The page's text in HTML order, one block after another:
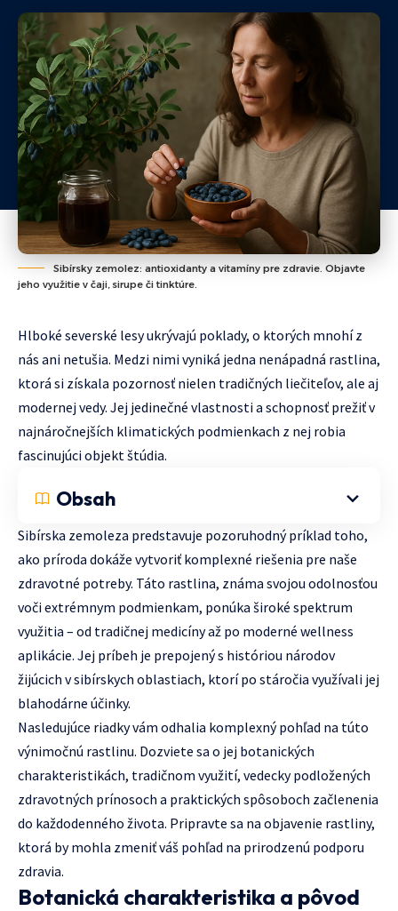
Sibírsky zemolez: antioxidanty a vitamíny pre zdravie. Objavte
jeho využitie v čaji, sirupe či tinktúre.
Hlboké severské lesy ukrývajú poklady, o ktorých mnohí z
nás ani netušia. Medzi nimi vyniká jedna nenápadná rastlina,
ktorá si získala pozornosť nielen tradičných liečiteľov, ale aj
modernej vedy. Jej jedinečné vlastnosti a schopnosť prežiť v
najnáročnejších klimatických podmienkach z nej robia
fascinujúci objekt štúdia.
Obsah
Sibírska zemoleza predstavuje pozoruhodný príklad toho,
ako príroda dokáže vytvoriť komplexné riešenia pre naše
zdravotné potreby. Táto rastlina, známa svojou odolnosťou
voči extrémnym podmienkam, ponúka široké spektrum
využitia – od tradičnej medicíny až po moderné wellness
aplikácie. Jej príbeh je prepojený s históriou národov
žijúcich v sibírskych oblastiach, ktorí po stáročia využívali jej
blahodárne účinky.
Nasledujúce riadky vám odhalia komplexný pohľad na túto
výnimočnú rastlinu. Dozviete sa o jej botanických
charakteristikách, tradičnom využití, vedecky podložených
zdravotných prínosoch a praktických spôsoboch začlenenia
do každodenného života. Pripravte sa na objavenie rastliny,
ktorá by mohla zmeniť váš pohľad na prirodzenú podporu
zdravia.
Botanická charakteristika a pôvod